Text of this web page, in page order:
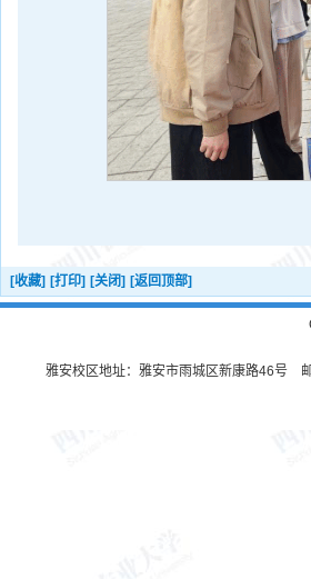
[收藏] [打印] [关闭] [返回顶部]
雅安校区地址：雅安市雨城区新康路46号